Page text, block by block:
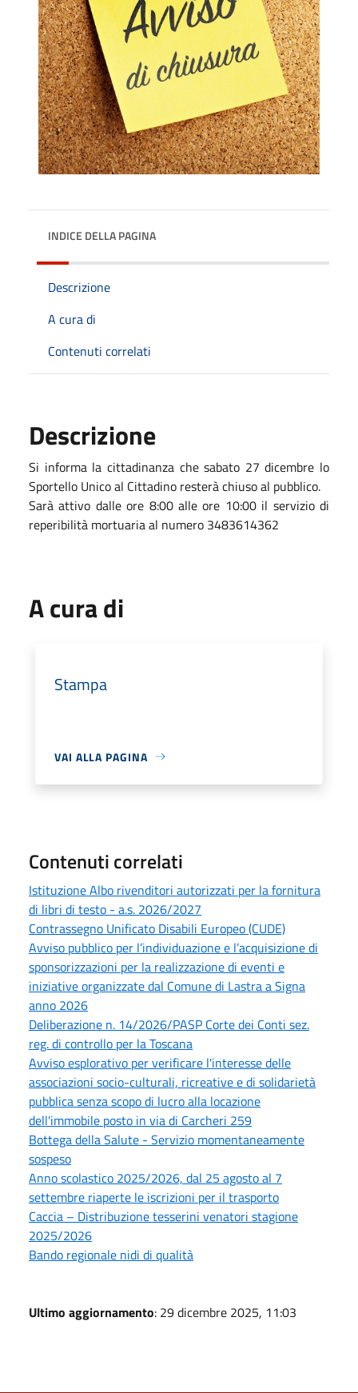
INDICE DELLA PAGINA
Descrizione
A cura di
Contenuti correlati
Descrizione
Si informa la cittadinanza che sabato 27 dicembre lo
Sportello Unico al Cittadino resterà chiuso al pubblico.
Sarà attivo dalle ore 8:00 alle ore 10:00 il servizio di
reperibilità mortuaria al numero 3483614362
A cura di
Stampa
VAI ALLA PAGINA
Contenuti correlati
Istituzione Albo rivenditori autorizzati per la fornitura
di libri di testo - a.s. 2026/2027
Contrassegno Unificato Disabili Europeo (CUDE)
Avviso pubblico per l’individuazione e l’acquisizione di
sponsorizzazioni per la realizzazione di eventi e
iniziative organizzate dal Comune di Lastra a Signa
anno 2026
Deliberazione n. 14/2026/PASP Corte dei Conti sez.
reg. di controllo per la Toscana
Avviso esplorativo per verificare l'interesse delle
associazioni socio-culturali, ricreative e di solidarietà
pubblica senza scopo di lucro alla locazione
dell'immobile posto in via di Carcheri 259
Bottega della Salute - Servizio momentaneamente
sospeso
Anno scolastico 2025/2026, dal 25 agosto al 7
settembre riaperte le iscrizioni per il trasporto
Caccia – Distribuzione tesserini venatori stagione
2025/2026
Bando regionale nidi di qualità
Ultimo aggiornamento: 29 dicembre 2025, 11:03